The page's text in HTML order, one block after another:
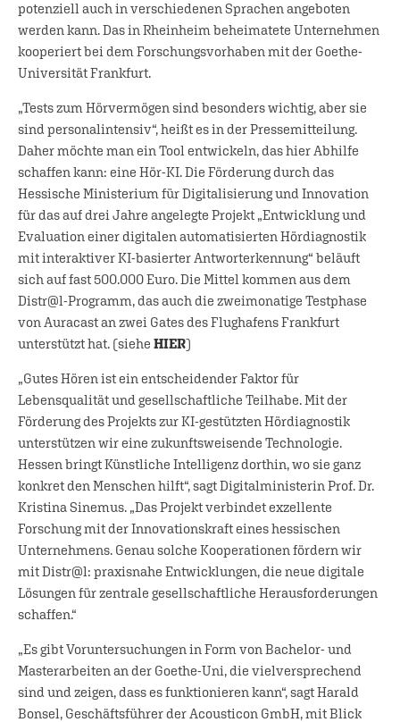
potenziell auch in verschiedenen Sprachen angeboten
werden kann. Das in Rheinheim beheimatete Unternehmen
kooperiert bei dem Forschungsvorhaben mit der Goethe-
Universität Frankfurt.
„Tests zum Hörvermögen sind besonders wichtig, aber sie
sind personalintensiv“, heißt es in der Pressemitteilung.
Daher möchte man ein Tool entwickeln, das hier Abhilfe
schaffen kann: eine Hör-KI. Die Förderung durch das
Hessische Ministerium für Digitalisierung und Innovation
für das auf drei Jahre angelegte Projekt „Entwicklung und
Evaluation einer digitalen automatisierten Hördiagnostik
mit interaktiver KI-basierter Antworterkennung“ beläuft
sich auf fast 500.000 Euro. Die Mittel kommen aus dem
Distr@l-Programm, das auch die zweimonatige Testphase
von Auracast an zwei Gates des Flughafens Frankfurt
unterstützt hat. (siehe HIER)
„Gutes Hören ist ein entscheidender Faktor für
Lebensqualität und gesellschaftliche Teilhabe. Mit der
Förderung des Projekts zur KI-gestützten Hördiagnostik
unterstützen wir eine zukunftsweisende Technologie.
Hessen bringt Künstliche Intelligenz dorthin, wo sie ganz
konkret den Menschen hilft“, sagt Digitalministerin Prof. Dr.
Kristina Sinemus. „Das Projekt verbindet exzellente
Forschung mit der Innovationskraft eines hessischen
Unternehmens. Genau solche Kooperationen fördern wir
mit Distr@l: praxisnahe Entwicklungen, die neue digitale
Lösungen für zentrale gesellschaftliche Herausforderungen
schaffen.“
„Es gibt Voruntersuchungen in Form von Bachelor- und
Masterarbeiten an der Goethe-Uni, die vielversprechend
sind und zeigen, dass es funktionieren kann“, sagt Harald
Bonsel, Geschäftsführer der Acousticon GmbH, mit Blick